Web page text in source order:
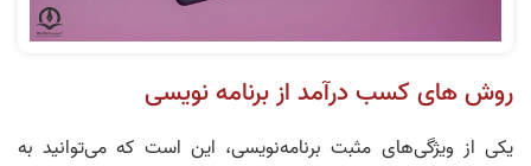
روش های کسب درآمد از برنامه نویسی
یکی از ویژگی‌های مثبت برنامه‌نویسی، این است که می‌توانید به